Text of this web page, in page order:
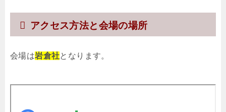
アクセス方法と会場の場所
会場は岩倉社となります。